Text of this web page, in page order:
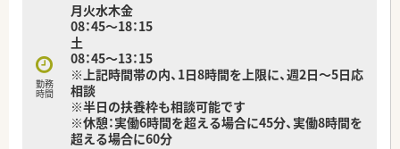
勤務
時間
月火水木金
08：45～18：15
土
08：45～13：15
※上記時間帯の内、1日8時間を上限に、週2日～5日応
相談
※半日の扶養枠も相談可能です
※休憩：実働6時間を超える場合に45分、実働8時間を
超える場合に60分